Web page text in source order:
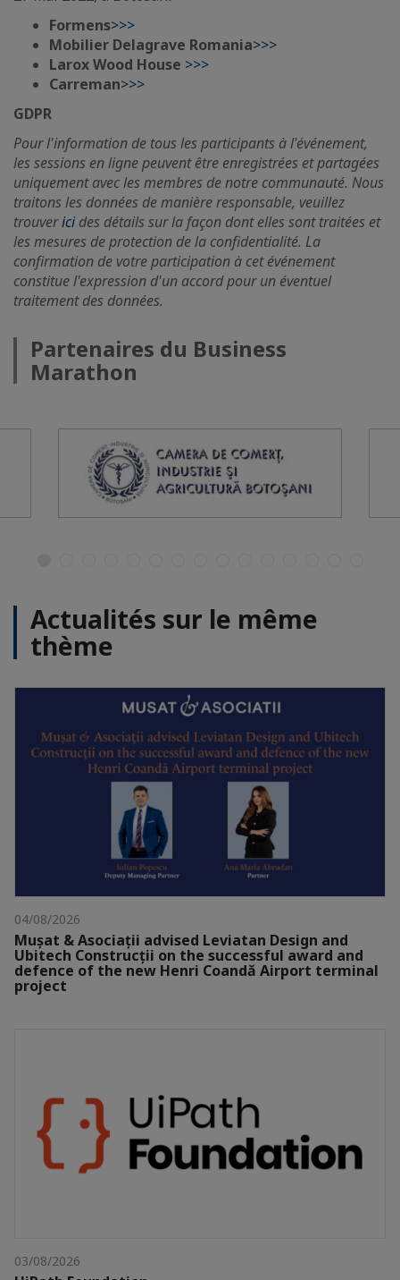
Formens>>>
Mobilier Delagrave Romania>>>
Larox Wood House >>>
Carreman>>>
GDPR
Pour l'information de tous les participants à l'événement,
les sessions en ligne peuvent être enregistrées et partagées
uniquement avec les membres de notre communauté. Nous
traitons les données de manière responsable, veuillez
trouvericides détails sur la façon dont elles sont traitées et
les mesures de protection de la confidentialité. La
confirmation de votre participation à cet événement
constitue l'expression d'un accord pour un éventuel
traitement des données.
Partenaires du Business
Marathon
Actualités sur le même
thème
04/08/2026
Mușat & Asociații advised Leviatan Design and
Ubitech Construcții on the successful award and
defence of the new Henri Coandă Airport terminal
project
03/08/2026